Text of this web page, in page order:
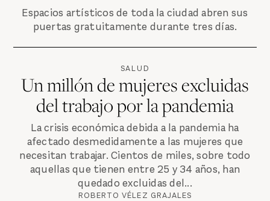
Espacios artísticos de toda la ciudad abren sus
puertas gratuitamente durante tres días.
SALUD
Un millón de mujeres excluidas
del trabajo por la pandemia
La crisis económica debida a la pandemia ha
afectado desmedidamente a las mujeres que
necesitan trabajar. Cientos de miles, sobre todo
aquellas que tienen entre 25 y 34 años, han
quedado excluidas del...
ROBERTO VÉLEZ GRAJALES